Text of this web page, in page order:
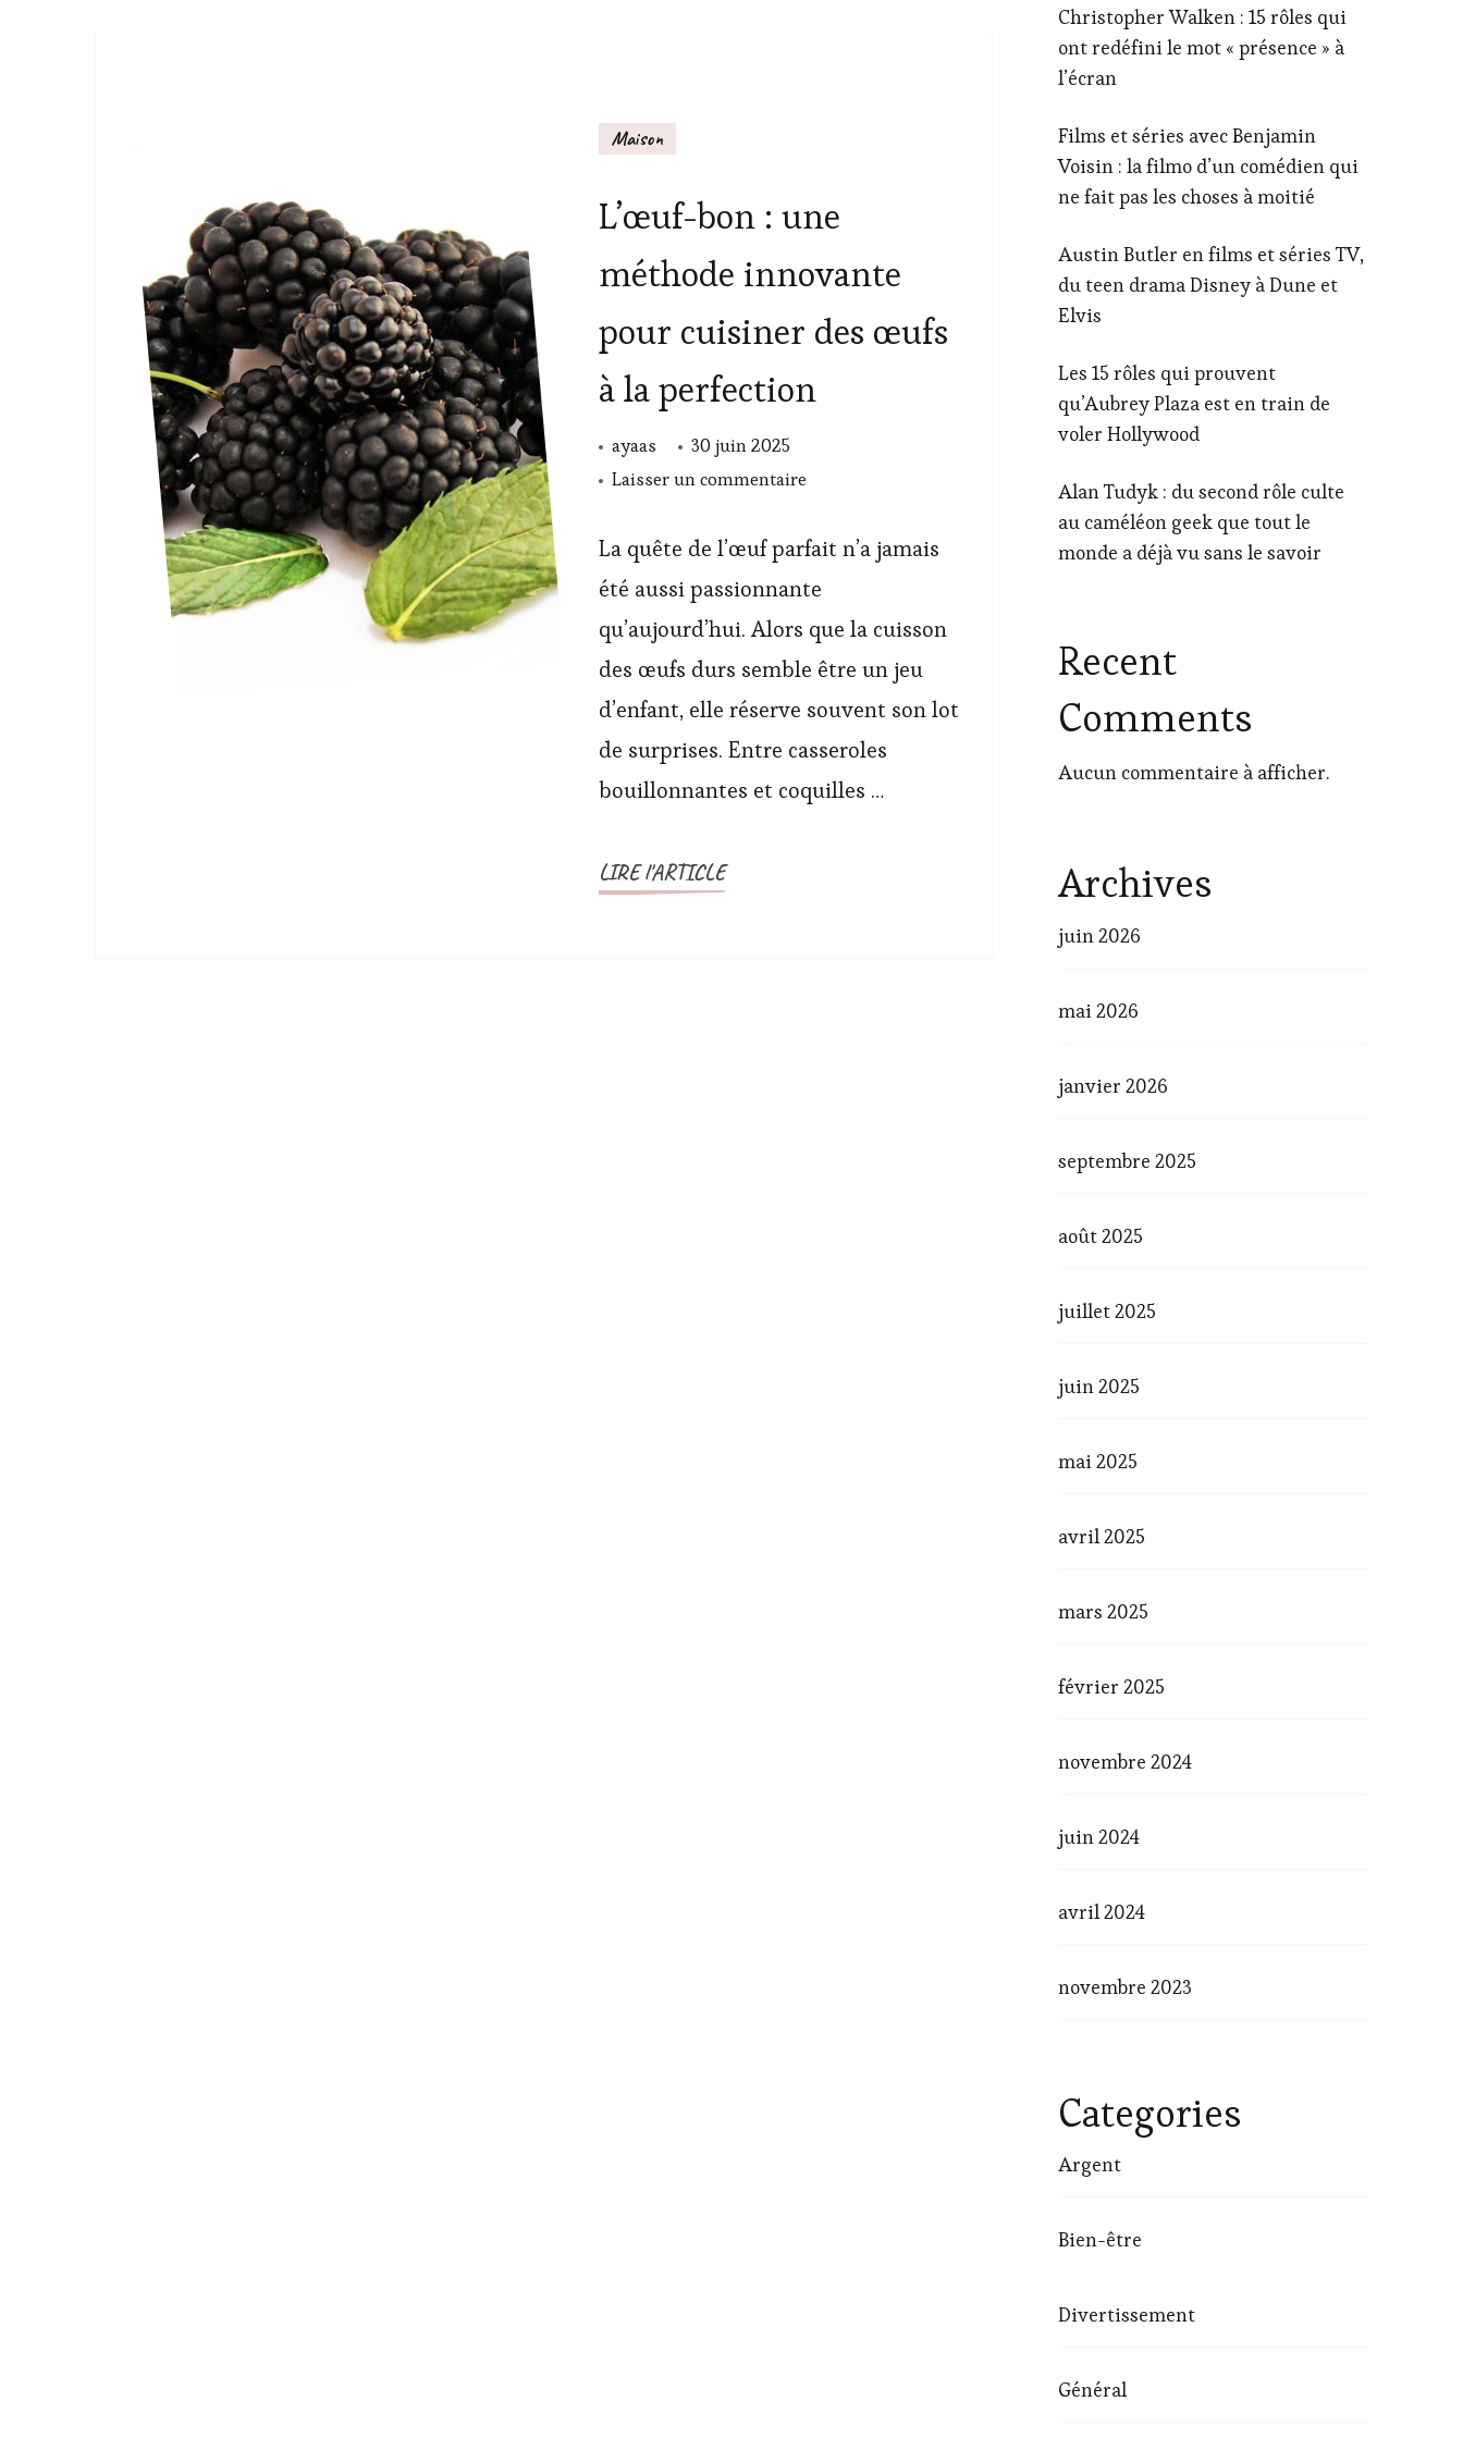
Maison
L’œuf-bon : une
méthode innovante
pour cuisiner des œufs
à la perfection
ayaas
30 juin 2025
Laisser un commentairesur
bon
:
méthode
innovante
pour
cuisiner
des
La quête de l’œuf parfait n’a jamais
été aussi passionnante
qu’aujourd’hui. Alors que la cuisson
des œufs durs semble être un jeu
d’enfant, elle réserve souvent son lot
de surprises. Entre casseroles
bouillonnantes et coquilles …
LIRE l'ARTICLE
Christopher Walken : 15 rôles qui
ont redéfini le mot « présence » à
l’écran
Films et séries avec Benjamin
Voisin : la filmo d’un comédien qui
ne fait pas les choses à moitié
Austin Butler en films et séries TV,
du teen drama Disney à Dune et
Elvis
Les 15 rôles qui prouvent
qu’Aubrey Plaza est en train de
voler Hollywood
Alan Tudyk : du second rôle culte
au caméléon geek que tout le
monde a déjà vu sans le savoir
Recent
Comments
Aucun commentaire à afficher.
Archives
juin 2026
mai 2026
janvier 2026
septembre 2025
août 2025
juillet 2025
juin 2025
mai 2025
avril 2025
mars 2025
février 2025
novembre 2024
juin 2024
avril 2024
novembre 2023
Categories
Argent
Bien-être
Divertissement
Général